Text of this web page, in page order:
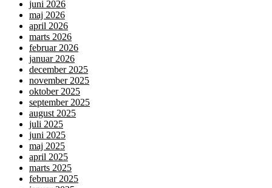
juni 2026
maj 2026
april 2026
marts 2026
februar 2026
januar 2026
december 2025
november 2025
oktober 2025
september 2025
august 2025
juli 2025
juni 2025
maj 2025
april 2025
marts 2025
februar 2025